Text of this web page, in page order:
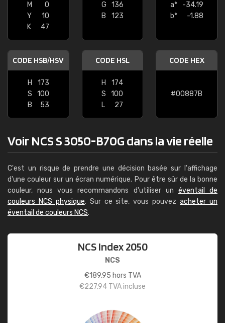
M
0
Y
10
K
47
G
136
B
123
a*
-34.19
b*
-1.88
CODE HSB/HSV
H
173
S
100
B
53
CODE HSL
H
174
S
100
L
27
CODE HEX
#00887B
Voir NCS S 3050-B70G dans la vie réelle
C'est un risque de prendre une décision basée sur l'affichage
d'une couleur sur un écran numérique. Pour être sûr de la bonne
couleur, nous vous recommandons d'utiliser un éventail de
couleurs NCS physique. Sur ce site, vous pouvezacheter un
éventail de couleurs NCS.
NCS Index 2050
NCS
€189,95 hors TVA
€227,94 TVA incluse